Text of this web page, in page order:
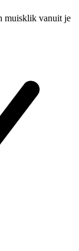
muisklik vanuit je